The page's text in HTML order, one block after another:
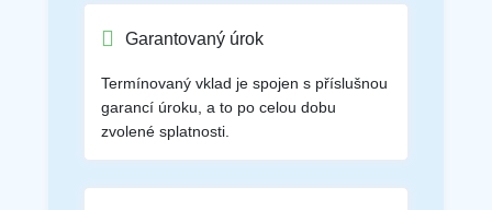
Garantovaný úrok
Termínovaný vklad je spojen s příslušnou
garancí úroku, a to po celou dobu
zvolené splatnosti.